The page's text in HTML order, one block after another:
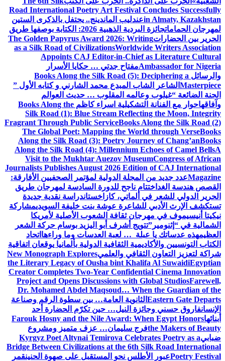
Road International Poetry Art Festival Concludes Successfully
in Almaty, Kazakhstanعندليب الماندينج.. يحتفل بالذكرى الستين
لمهرجان الحمامات
جائزة البردية الذهبية 2026: الكتابة بوصفها طريق
الحرير بين الحضاراتThe Golden Papyrus Award 2026: Writing
as a Silk Road of CivilizationsWorldwide Writers Association
Appoints CAJ Editor-in-Chief as Literature Cultural
Ambassador for Nigeriaمفتاح جدتي … حكايا الأسرار
والرسائل Books Along the Silk Road (5): Deciphering a
Masterpiece الشاعر الشاب المبدع محمد الشارني و كتابه الأول ”
الجنة الضائعة “غيلوب وعالمه المقلوب … حديث العوالم
وآفاقهاحوار مع الفنانة التشكيلية اسراء كاظم Books Along the
Silk Road (1): Blue Stream Reflecting the Moon, Integrity
Fragrant Through Public ServiceBooks Along the Silk Road (2)
The Global Poet: Mapping the World through VerseBooks
Along the Silk Road (3): Poetry Journey of Chang’anBooks
Along the Silk Road (4): Millennium Echoes of Camel BellsA
Visit to the Mukhtar Auezov MuseumCongress of African
Journalists Publishes August 2026 Edition of CAJ International
Magazineعدد جديد من المجلة الدولية لمؤتمر الصحفيين الأفارقة:
القصص هندسة الغد اختتام ناجح للدورة السادسة لمهرجان طريق
الحرير الدولي للشعر في ألماتي، كازاخستاندراسة نقدية جديدة
تستكشف الإرث الأدبي للشاعرة عوشة بنت خليفة السويديمشاركة
نيكيتا أنيسيموف في مهرجان ثقافة الشعوب الأصلية لأمريكا
الشمالية في “إثنومير”تتويج أشرف أبو اليزيد بوسام حركة الشعر
العظيمهذه عدساتك يا عبلة … لعبة العدسات وما وراءها اتحاد
الكتاب التونسيين والأكاديمية الثقافية الدولية بألمانيا يوقعان اتفاقية
شراكة لتعزيز التعاون الثقافي والعلميNew Monograph Explores
the Literary Legacy of Ousha bint Khalifa Al SuwaidiEgyptian
Creator Completes Two-Year Confidential Cinema Innovation
Project and Opens Discussions with Global StudiosFarewell,
Dr. Mohamed Abdel Maqsoud… When the Guardian of the
Eastern Gate Departs الثانوية العامة… بين سطوة الرقم وصناعة
الإنسانفاروق حسني وجائزة النيل… حين تكرّم الحضارة أحد
أبنائهاFarouk Hosny and the Nile Award: When Egypt Honors
the Makers of Beautyفرج سليمان… عزف متميز ومشروع
ضبابيKyrgyz Poet Altynai Temirova Celebrates Poetry as a
Bridge Between Civilizations at the 6th Silk Road International
Poetry Festivalعبور الأطلس نحو المستقبل على صهوة الحنينقمر